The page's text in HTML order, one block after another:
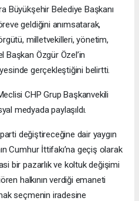
Büyükşehir Belediye Başkanı
geldiğini anımsatarak,
milletvekilleri, yönetim,
Başkan Özgür Özel’in
gerçekleştiğini belirtti.
CHP Grup Başkanvekili
medyada paylaşıldı.
değiştireceğine dair yaygın
Cumhur İttifakı’na geçiş olarak
bir pazarlık ve koltuk değişimi
halkının verdiği emaneti
seçmenin iradesine